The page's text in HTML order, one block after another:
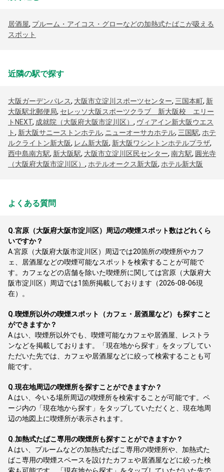
居酒屋, プルーム・アイコス・グローなどの加熱式たばこが吸える
スポット
近隣の駅で探す
大阪ガーデンパレス, 大阪市立淀川スポーツセンター, 三国本町, 新
大阪駅北郵便局, セレッソ大阪スポーツクラブ 新大阪校 エリー
トNEXT, 成就院（大阪府大阪市淀川区） , ヴィアイン新大阪ウエス
ト, 新大阪サニーストンホテル, ニューオーサカホテル, 三国駅, ホテ
ルクライトン新大阪, レム新大阪, 新大阪ワシントンホテルプラザ,
西中島南方駅, 新大阪駅, 大阪市立淀川区民センター, 南方駅, 圓光寺
（大阪府大阪市淀川区） , ホテルオークス新大阪, ホテル新大阪
よくある質問
Q.宮原（大阪府大阪市淀川区）周辺の喫煙スポット数はどれくら
いですか？
A.宮原（大阪府大阪市淀川区）周辺では20箇所の喫煙所やカフ
ェ、居酒屋などの喫煙可能なスポットを検索することが可能で
す。カフェなどの店舗を除いた喫煙所に関しては宮原（大阪府大
阪市淀川区）周辺では1箇所掲載しております（2026-08-06現
在）。
Q.喫煙所以外の喫煙スポット（カフェ・居酒屋など）も探すこと
ができますか？
A. はい、喫煙所以外でも、喫煙可能なカフェや居酒屋、レストラ
ンなどを掲載しております。「現在地から探す」をタップしてい
ただいた先では、カフェや居酒屋などに絞って検索することも可
能です。
Q.現在地周辺の喫煙所を探すことができますか？
A. はい、今いる場所周辺の喫煙所を検索することが可能です。ペ
ージ内の「現在地から探す」をタップしていただくと、現在地周
辺の地図上に喫煙所が表示されます。
Q.加熱式たばこ専用の喫煙所も探すことができますか？
A. はい、プルームなどの加熱式たばこ専用の喫煙所や、加熱式た
ばこ専用の喫煙スペースを設けたカフェや居酒屋などに絞った検